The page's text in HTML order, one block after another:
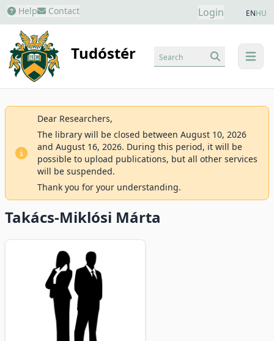
Help Contact Login ENHU
Tudóstér menu
Search
Dear Researchers,
The library will be closed between August 10, 2026
and August 16, 2026. During this period, it will be
possible to upload publications, but all other services
will be suspended.
Thank you for your understanding.
Takács-Miklósi Márta